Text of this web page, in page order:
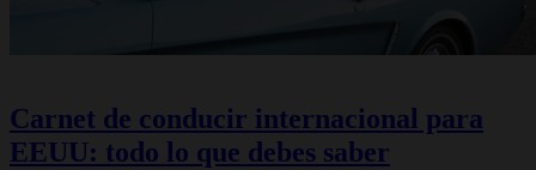
Carnet de conducir internacional para
EEUU: todo lo que debes saber